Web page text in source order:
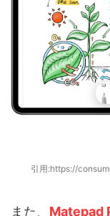
引用:https://
また、 Matepad